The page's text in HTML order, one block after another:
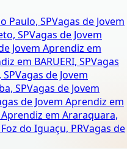
Paulo, SPVagas de Jovem
SPVagas de Jovem
Jovem Aprendiz em
em BARUERI, SPVagas
Vagas de Jovem
SPVagas de Jovem
de Jovem Aprendiz em
Aprendiz em Araraquara,
do Iguaçu, PRVagas de